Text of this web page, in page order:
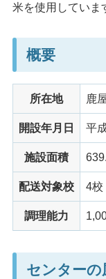
米を使用していま
概要
所在地 鹿
開設年月日 平
施設面積
配送対象校 4校
調理能力
センターの